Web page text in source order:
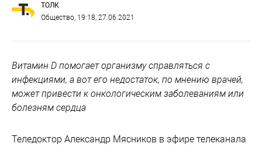
ТОЛК
Общество , 19:18, 27.06.2021
Витамин D помогает организму справляться с
инфекциями, а вот его недостаток, по мнению врачей,
может привести к онкологическим заболеваниям или
болезням сердца
Теледоктор Александр Мясников в эфире телеканала